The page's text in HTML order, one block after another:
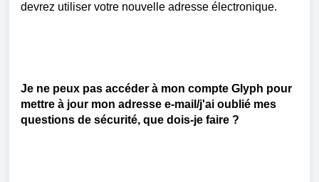
devrez utiliser votre nouvelle adresse électronique.
Je ne peux pas accéder à mon compte Glyph pour
mettre à jour mon adresse e-mail/j'ai oublié mes
questions de sécurité, que dois-je faire ?